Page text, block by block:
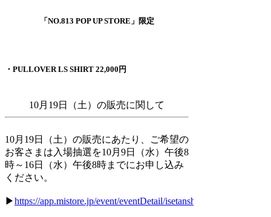
「NO.813 POP UP STORE」限定
・PULLOVER LS SHIRT 22,000円
10月19日（土）の販売に関して
10月19日（土）の販売にあたり、ご希望の
お客さまは入場抽選を10月9日（水）午後8
時～16日（水）午後8時までにお申し込み
ください。
▶https://app.mistore.jp/event/eventDetail/isetanshinjuku/